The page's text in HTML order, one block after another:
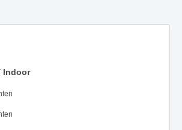
Indoor